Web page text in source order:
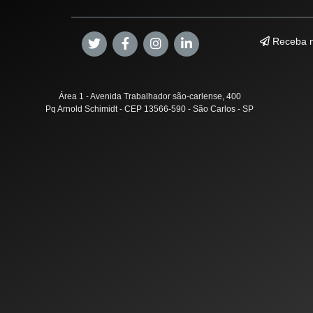
Receba
Área 1 - Avenida Trabalhador são-carlense, 400
Pq Arnold Schimidt - CEP 13566-590 - São Carlos - SP